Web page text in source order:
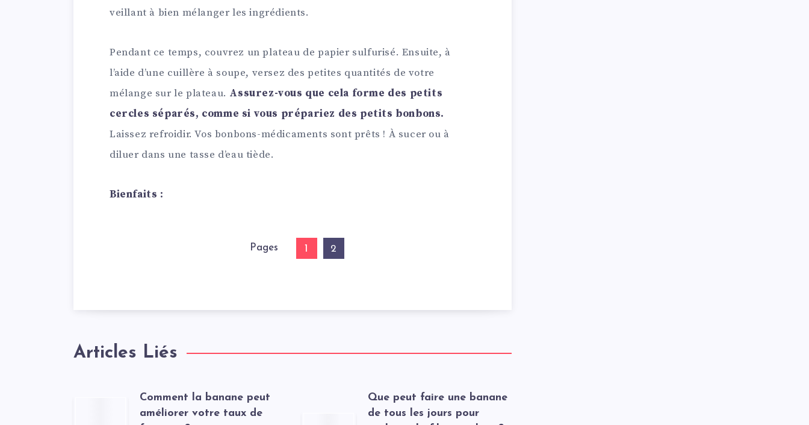
veillant à bien mélanger les ingrédients.
Pendant ce temps, couvrez un plateau de papier sulfurisé. Ensuite, à
l’aide d’une cuillère à soupe, versez des petites quantités de votre
mélange sur le plateau. Assurez-vous que cela forme des petits
cercles séparés, comme si vous prépariez des petits bonbons.
Laissez refroidir. Vos bonbons-médicaments sont prêts ! À sucer ou à
diluer dans une tasse d’eau tiède.
Bienfaits :
Pages 1 2
Articles Liés
Comment la banane peut
améliorer votre taux de
Que peut faire une banane
de tous les jours pour